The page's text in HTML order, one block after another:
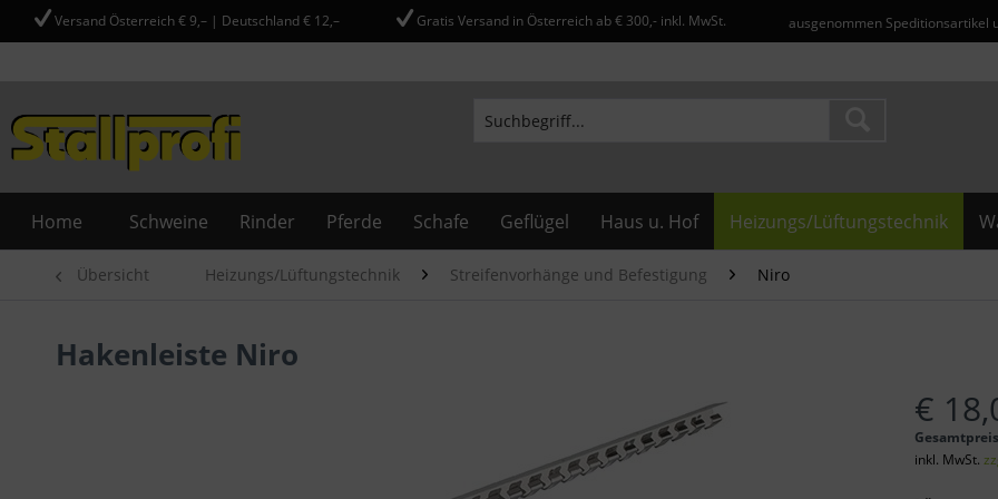
Versand Österreich € 9,– | Deutschland € 12,– Gratis Versand in Österreich ab € 300,- inkl. MwSt. ausgenommen Speditionsartikel
Home Schweine Rinder Pferde Schafe Geflügel Haus u. Hof Heizungs/Lüftungstechnik
Übersicht Heizungs/Lüftungstechnik Streifenvorhänge und Befestigung Niro
Hakenleiste Niro
€
inkl. MwSt.